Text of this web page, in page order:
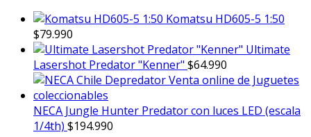
Komatsu HD605-5 1:50
$79.990
Ultimate
Lasershot Predator "Kenner" $64.990
NECA Jungle Hunter Predator con luces LED (escala
1/4th) $194.990